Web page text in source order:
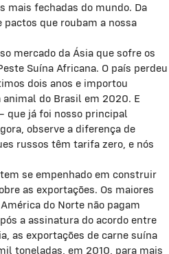
mais fechadas do mundo. Da
pactos que roubam a nossa
mercado da Ásia que sofre os
Suína Africana. O país perdeu
dois anos e importou
do Brasil em 2020. E
que já foi nosso principal
observe a diferença de
russos têm tarifa zero, e nós
se empenhado em construir
as exportações. Os maiores
do Norte não pagam
a assinatura do acordo entre
as exportações de carne suína
toneladas, em 2010, para mais